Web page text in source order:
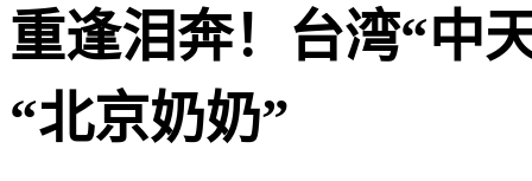
重逢泪奔！台湾“中
“北京奶奶”